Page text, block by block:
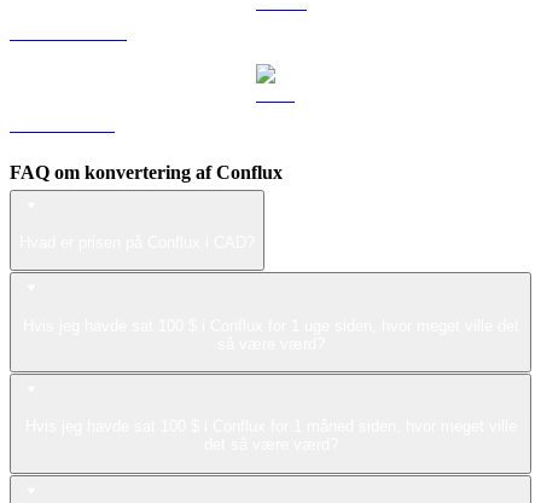
FAQ om konvertering af Conflux